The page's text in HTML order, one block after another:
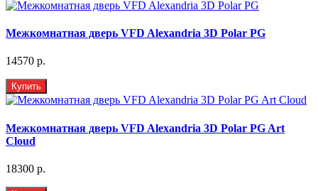
Межкомнатная дверь VFD Alexandria 3D Polar PG
14570 р.
Купить
Межкомнатная дверь VFD Alexandria 3D Polar PG Art
Cloud
18300 р.